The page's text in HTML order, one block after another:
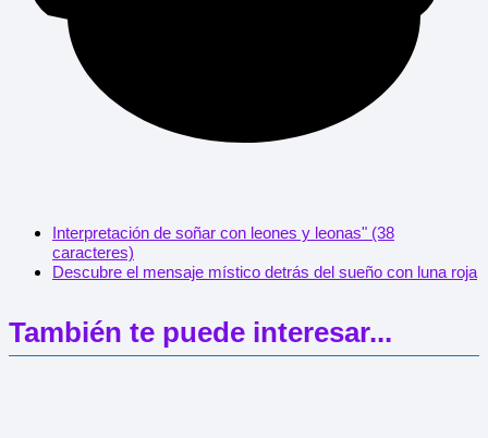
Interpretación de soñar con leones y leonas" (38
caracteres)
Descubre el mensaje místico detrás del sueño con luna roja
También te puede interesar...